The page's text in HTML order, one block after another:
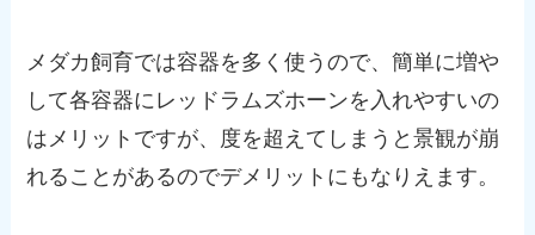
メダカ飼育では容器を多く使うので、簡単に増や
して各容器にレッドラムズホーンを入れやすいの
はメリットですが、度を超えてしまうと景観が崩
れることがあるのでデメリットにもなりえます。